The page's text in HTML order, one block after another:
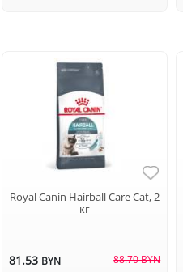
Royal Canin Hairball Care Cat, 2
кг
81.53 BYN 88.70 BYN